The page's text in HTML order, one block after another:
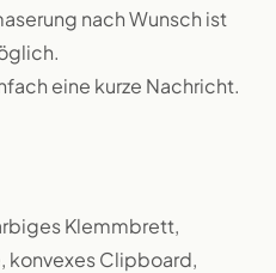
nach Wunsch ist
eine kurze Nachricht.
Klemmbrett,
konvexes Clipboard,